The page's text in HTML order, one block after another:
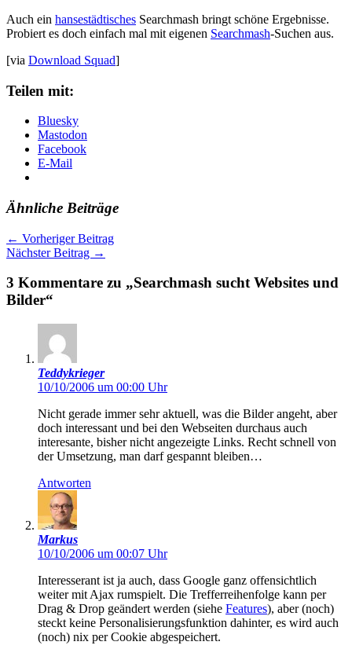
Auch ein hansestädtisches Searchmash bringt schöne Ergebnisse.
Probiert es doch einfach mal mit eigenen Searchmash-Suchen aus.
[via Download Squad]
Teilen mit:
Bluesky
Mastodon
Facebook
E-Mail
Ähnliche Beiträge
← Vorheriger Beitrag
Nächster Beitrag →
3 Kommentare zu „Searchmash sucht Websites und
Bilder“
Teddykrieger
10/10/2006 um 00:00 Uhr
Nicht gerade immer sehr aktuell, was die Bilder angeht, aber
doch interessant und bei den Webseiten durchaus auch
interesante, bisher nicht angezeigte Links. Recht schnell von
der Umsetzung, man darf gespannt bleiben…
Antworten
Markus
10/10/2006 um 00:07 Uhr
Interesserant ist ja auch, dass Google ganz offensichtlich
weiter mit Ajax rumspielt. Die Trefferreihenfolge kann per
Drag & Drop geändert werden (siehe Features), aber (noch)
steckt keine Personalisierungsfunktion dahinter, es wird auch
(noch) nix per Cookie abgespeichert.